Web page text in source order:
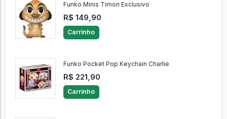
Funko Minis Timon Exclusivo
R$ 149,90
Carrinho
Funko Pocket Pop Keychain Charlie
R$ 221,90
Carrinho